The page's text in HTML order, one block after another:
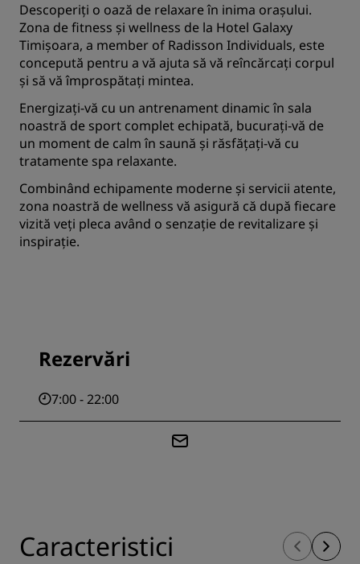
Descoperiți o oază de relaxare în inima orașului.
Zona de fitness și wellness de la Hotel Galaxy
Timișoara, a member of Radisson Individuals, este
concepută pentru a vă ajuta să vă reîncărcați corpul
și să vă împrospătați mintea.
Energizați-vă cu un antrenament dinamic în sala
noastră de sport complet echipată, bucurați-vă de
un moment de calm în saună și răsfățați-vă cu
tratamente spa relaxante.
Combinând echipamente moderne și servicii atente,
zona noastră de wellness vă asigură că după fiecare
vizită veți pleca având o senzație de revitalizare și
inspirație.
Rezervări
7:00 - 22:00
Caracteristici